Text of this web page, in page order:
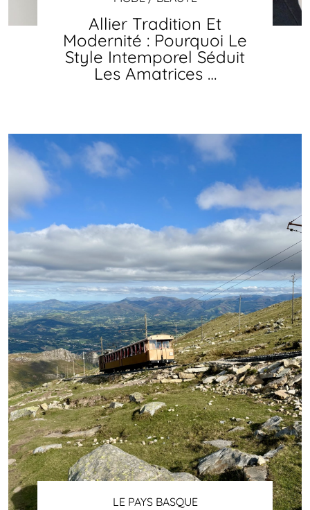
Allier Tradition Et
Modernité : Pourquoi Le
Style Intemporel Séduit
Les Amatrices …
LE PAYS BASQUE